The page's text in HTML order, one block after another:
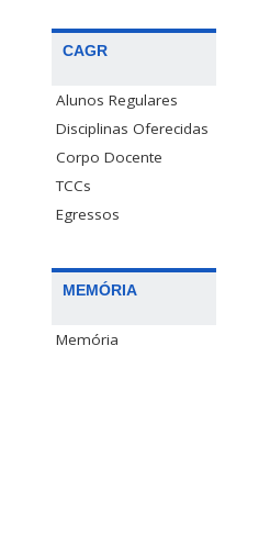
CAGR
Alunos Regulares
Disciplinas Oferecidas
Corpo Docente
TCCs
Egressos
MEMÓRIA
Memória